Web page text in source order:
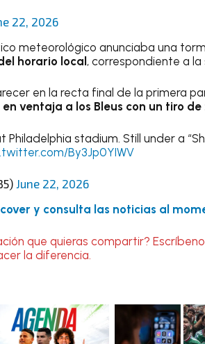
22, 2026
meteorológico anunciaba una
horario local, correspondiente a
en la recta final de la primera
en ventaja a los Bleus con un tiro
Philadelphia stadium. Still under a
By3Jp0YIWV
June 22, 2026
y consulta las noticias al
que quieras compartir?
la diferencia.